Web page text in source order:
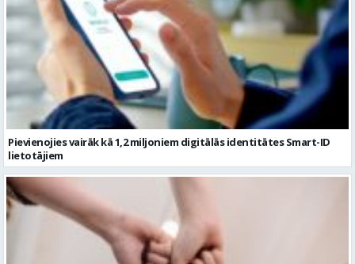
Pievienojies vairāk kā 1,2 miljoniem digitālās identitātes Smart-ID
lietotājiem